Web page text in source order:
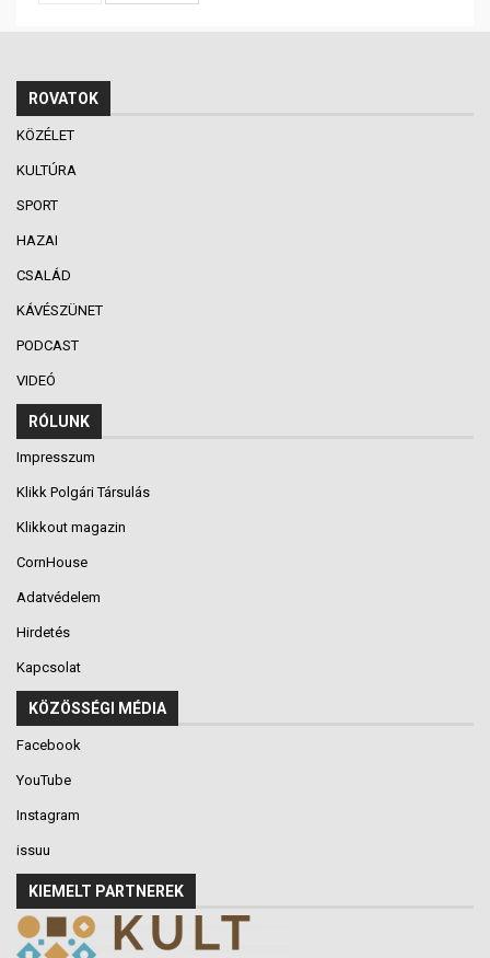
ROVATOK
KÖZÉLET
KULTÚRA
SPORT
HAZAI
CSALÁD
KÁVÉSZÜNET
PODCAST
VIDEÓ
RÓLUNK
Impresszum
Klikk Polgári Társulás
Klikkout magazin
CornHouse
Adatvédelem
Hirdetés
Kapcsolat
KÖZÖSSÉGI MÉDIA
Facebook
YouTube
Instagram
issuu
KIEMELT PARTNEREK